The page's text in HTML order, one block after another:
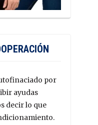
por
ayudas
decir lo que